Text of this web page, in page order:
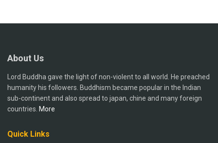
About Us
Lord Buddha gave the light of non-violent to all world. He preached
humanity his followers. Buddhism became popular in the Indian
sub-continent and also spread to japan, chine and many foreign
countries. More
Quick Links